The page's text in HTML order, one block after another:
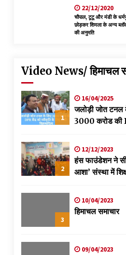
22/12/2020
चौपाल, टूटू और मंडी के
छोड़कर शिमला के अन्य
की अनुमति
Video News/ हिमाचल
1
16/04/2025
जलोड़ी जोत टनल
3000 करोड की
विक्रमादित्य
2
12/12/2023
हंस फाउंडेशन ने
आशा’ संस्था में
स्वास्थ्य शिविर
3
10/04/2023
हिमाचल समाचार
09/04/2023